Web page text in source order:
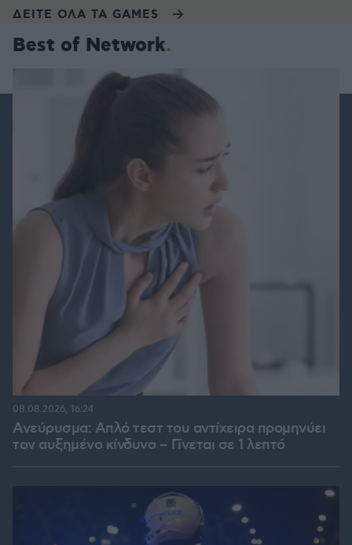
ΔΕΙΤΕ ΟΛΑ ΤΑ GAMES
Best of Network
Ανεύρυσμα: Απλό τεστ του αντίχειρα προμηνύει
τον αυξημένο κίνδυνο – Γίνεται σε 1 λεπτό
08.08.2026, 16:24